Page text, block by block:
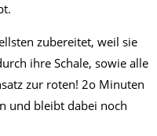
zubereitet, weil sie
ihre Schale, sowie alle
zur roten! 2o Minuten
und bleibt dabei noch